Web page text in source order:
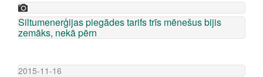
Siltumenerģijas piegādes tarifs trīs mēnešus bijis
zemāks, nekā pērn
2015-11-16